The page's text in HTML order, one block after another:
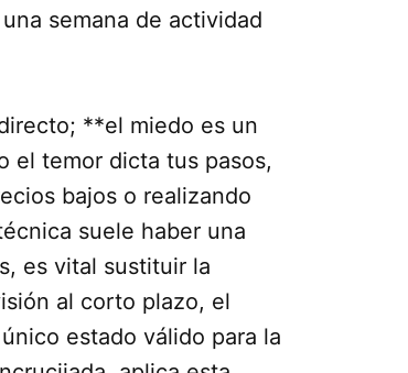
semana de actividad
**el miedo es un
el temor dicta tus pasos,
bajos o realizando
suele haber una
es vital sustituir la
al corto plazo, el
estado válido para la